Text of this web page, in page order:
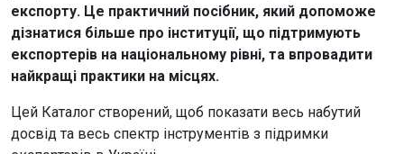
експорту. Це практичний посібник, який допоможе
дізнатися більше про інституції, що підтримують
експортерів на національному рівні, та впровадити
найкращі практики на місцях.
Цей Каталог створений, щоб показати весь набутий
досвід та весь спектр інструментів з підримки